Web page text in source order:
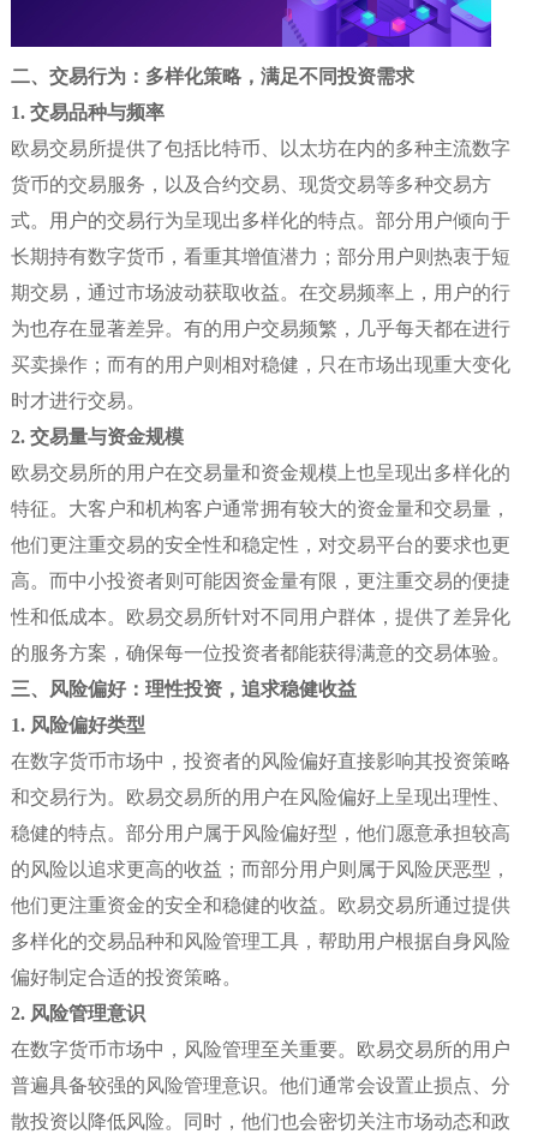
二、交易行为：多样化策略，满足不同投资需求
1. 交易品种与频率
欧易交易所提供了包括比特币、以太坊在内的多种主流数字
货币的交易服务，以及合约交易、现货交易等多种交易方
式。用户的交易行为呈现出多样化的特点。部分用户倾向于
长期持有数字货币，看重其增值潜力；部分用户则热衷于短
期交易，通过市场波动获取收益。在交易频率上，用户的行
为也存在显著差异。有的用户交易频繁，几乎每天都在进行
买卖操作；而有的用户则相对稳健，只在市场出现重大变化
时才进行交易。
2. 交易量与资金规模
欧易交易所的用户在交易量和资金规模上也呈现出多样化的
特征。大客户和机构客户通常拥有较大的资金量和交易量，
他们更注重交易的安全性和稳定性，对交易平台的要求也更
高。而中小投资者则可能因资金量有限，更注重交易的便捷
性和低成本。欧易交易所针对不同用户群体，提供了差异化
的服务方案，确保每一位投资者都能获得满意的交易体验。
三、风险偏好：理性投资，追求稳健收益
1. 风险偏好类型
在数字货币市场中，投资者的风险偏好直接影响其投资策略
和交易行为。欧易交易所的用户在风险偏好上呈现出理性、
稳健的特点。部分用户属于风险偏好型，他们愿意承担较高
的风险以追求更高的收益；而部分用户则属于风险厌恶型，
他们更注重资金的安全和稳健的收益。欧易交易所通过提供
多样化的交易品种和风险管理工具，帮助用户根据自身风险
偏好制定合适的投资策略。
2. 风险管理意识
在数字货币市场中，风险管理至关重要。欧易交易所的用户
普遍具备较强的风险管理意识。他们通常会设置止损点、分
散投资以降低风险。同时，他们也会密切关注市场动态和政